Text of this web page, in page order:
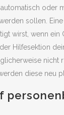
oder
sollen.
wirst, wenn
Hilfesektion
diese neu